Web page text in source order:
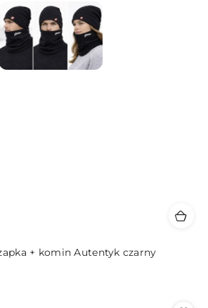
+ komin Autentyk czarny